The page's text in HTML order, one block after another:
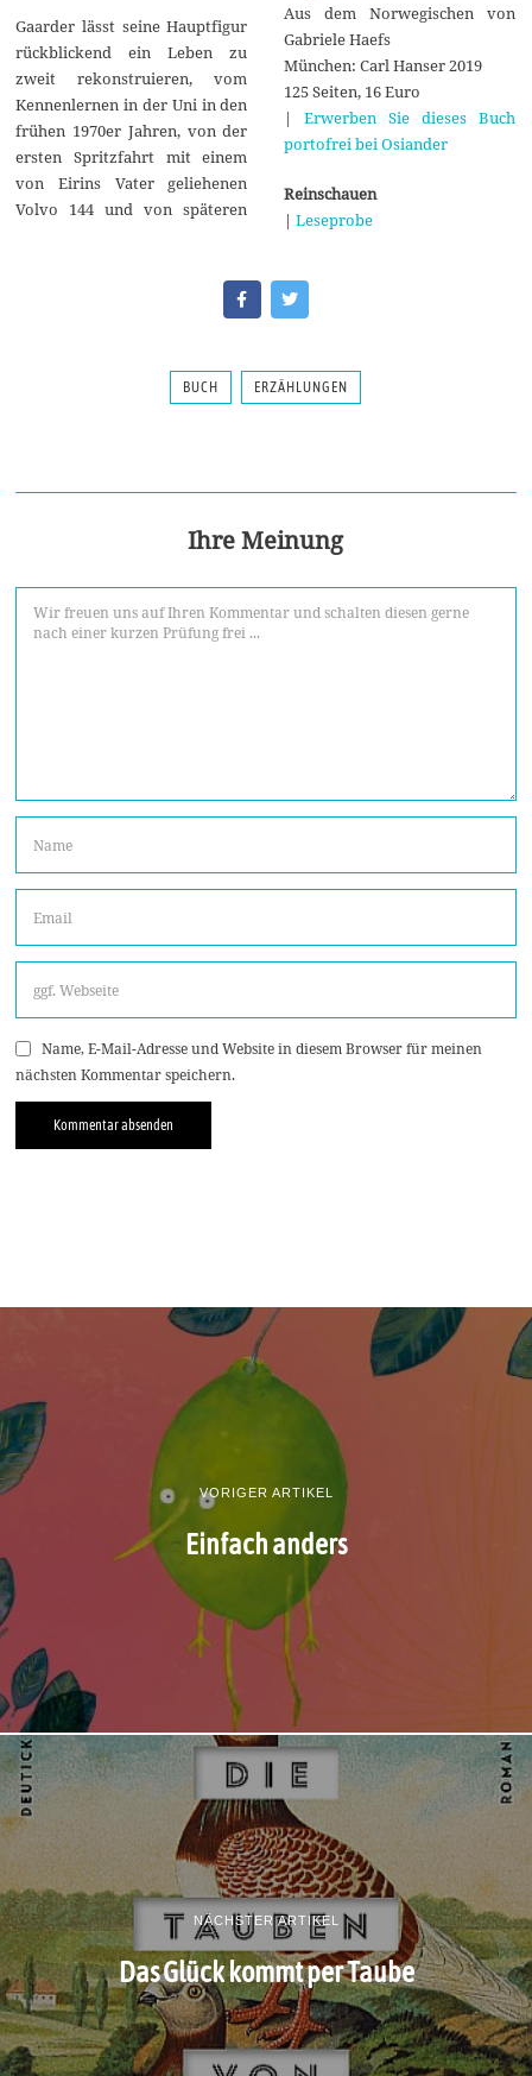
Gaarder lässt seine Hauptfigur
rückblickend ein Leben zu
zweit rekonstruieren, vom
Kennenlernen in der Uni in den
frühen 1970er Jahren, von der
ersten Spritzfahrt mit einem
von Eirins Vater geliehenen
Volvo 144 und von späteren
Aus dem Norwegischen von
Gabriele Haefs
München: Carl Hanser 2019
125 Seiten, 16 Euro
| Erwerben Sie dieses Buch
portofrei bei Osiander
Reinschauen
| Leseprobe
BUCH ERZÄHLUNGEN
Ihre Meinung
Name, E-Mail-Adresse und Website in diesem Browser für meinen
nächsten Kommentar speichern.
VORIGER ARTIKEL
Einfach anders
NÄCHSTER ARTIKEL
Das Glück kommt per Taube